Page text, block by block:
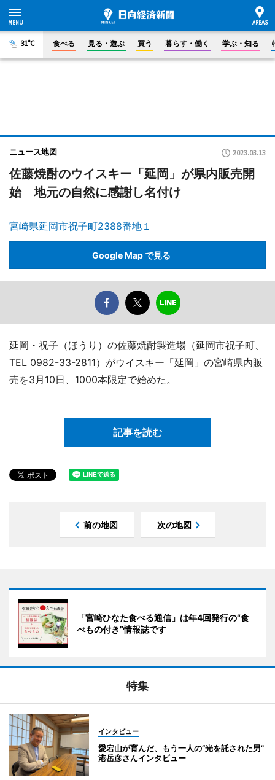
31°C 食べる 見る・遊ぶ 買う 暮らす・働く 学ぶ・知る
ニュース地図 2023.03.13
佐藤焼酎のウイスキー「延岡」が県内販売開
始 地元の自然に感謝し名付け
宮崎県延岡市祝子町2388番地１
Google Map で見る
延岡・祝子（ほうり）の佐藤焼酎製造場（延岡市祝子町、
TEL 0982-33-2811）がウイスキー「延岡」の宮崎県内販
売を3月10日、1000本限定で始めた。
記事を読む
前の地図 次の地図
「宮崎ひなた食べる通信」は年4回発行の“食
べもの付き”情報誌です
特集
インタビュー
愛宕山が育んだ、もう一人の“光を託された男”
港岳彦さんインタビュー